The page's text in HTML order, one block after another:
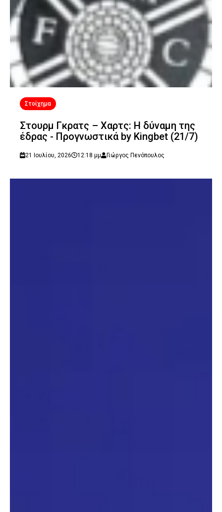
Στοίχημα
Στουρμ Γκρατς – Χαρτς: Η δύναμη της
έδρας - Προγνωστικά by Kingbet (21/7)
21 Ιουλίου, 2026 12:18 μμ Γιώργος Πενόπουλος